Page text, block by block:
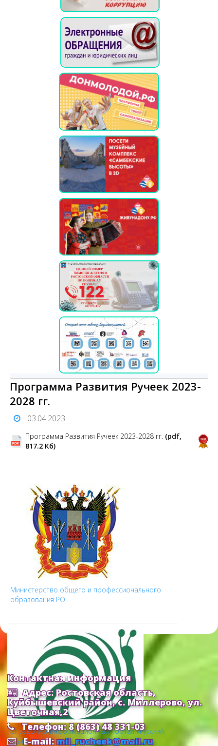
Программа Развития Ручеек 2023-
2028 гг.
03.04.2023
Программа Развития Ручеек 2023-2028 гг. (pdf,
817.2 Кб)
Министерство общего и профессионального
образования РО
Cправочно-информационный портал «Русский
язык»
Контактная информация
Адрес: Ростовская область,
Куйбышевский район, с. Миллерово, ул.
Цветочная,2
Телефон: 8 (863) 48 331-03
E-mail:mil_rucheek@mail.ru